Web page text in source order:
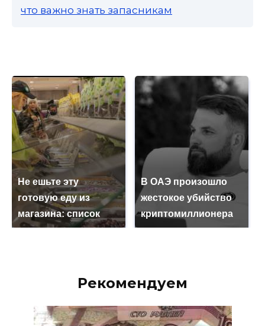
что важно знать запасникам
Не ешьте эту
готовую еду из
магазина: список
В ОАЭ произошло
жестокое убийство
криптомиллионера
Рекомендуем